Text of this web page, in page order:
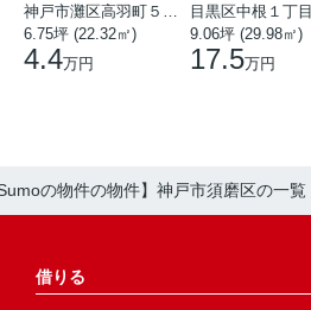
6.75坪 (22.32㎡)
4.4万円
目黒区中根１丁目
9.06坪 (29.98㎡)
17.5万円
の物件の物件】神戸市須磨区の一覧
借りる